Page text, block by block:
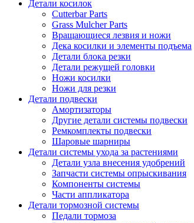
Детали косилок
Cutterbar Parts
Grass Mulcher Parts
Вращающиеся лезвия и ножи
Дека косилки и элементы подъема
Детали блока резки
Детали режущей головки
Ножи косилки
Ножи для резки
Детали подвески
Амортизаторы
Другие детали системы подвески
Ремкомплекты подвески
Шаровые шарниры
Детали системы ухода за растениями
Детали узла внесения удобрений
Запчасти системы опрыскивания
Компоненты системы
Части аппликатора
Детали тормозной системы
Педали тормоза